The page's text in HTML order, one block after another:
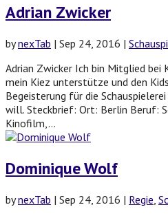
Adrian Zwicker
bynexTab | Sep 24, 2016 |
Adrian Zwicker Ich bin Mitglied bei
mein Kiez unterstütze und den
Begeisterung für die
will. Steckbrief: Ort: Berlin Beruf:
Kinofilm,...
Dominique Wolf
bynexTab | Sep 24, 2016 | Regie